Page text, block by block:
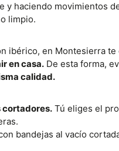
haciendo movimientos
limpio.
ibérico, en Montesierra
en casa. De esta forma,
calidad.
cortadores. Tú eliges el
bandejas al vacío